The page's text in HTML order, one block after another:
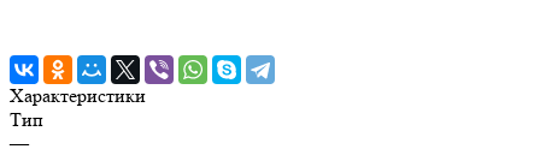
Характеристики
Тип
—